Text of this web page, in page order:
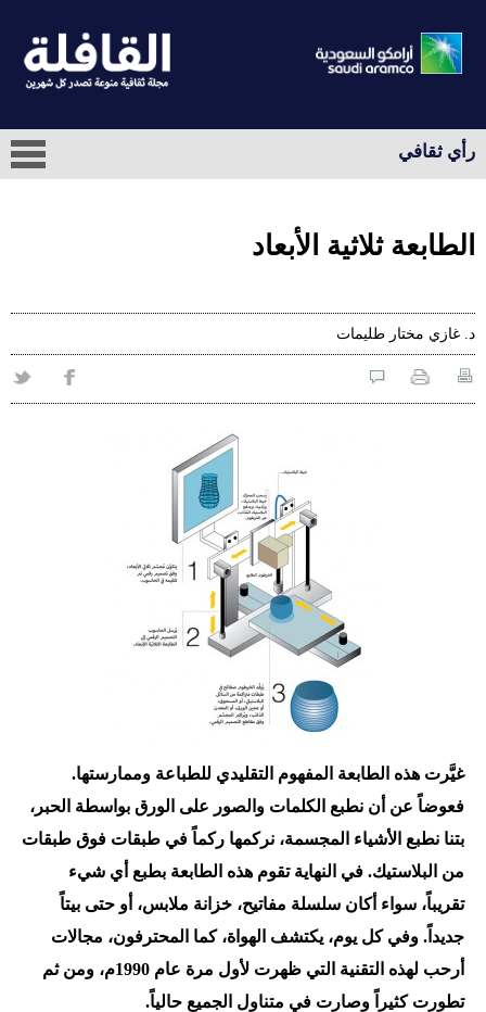
رأي ثقافي
الطابعة ثلاثية الأبعاد
د. غازي مختار طليمات
غيَّرت هذه الطابعة المفهوم التقليدي للطباعة وممارستها.
فعوضاً عن أن نطبع الكلمات والصور على الورق بواسطة الحبر،
بتنا نطبع الأشياء المجسمة، نركمها ركماً في طبقات فوق طبقات
من البلاستيك. في النهاية تقوم هذه الطابعة بطبع أي شيء
تقريباً، سواء أكان سلسلة مفاتيح، خزانة ملابس، أو حتى بيتاً
جديداً. وفي كل يوم، يكتشف الهواة، كما المحترفون، مجالات
أرحب لهذه التقنية التي ظهرت لأول مرة عام 1990م، ومن ثم
تطورت كثيراً وصارت في متناول الجميع حالياً.